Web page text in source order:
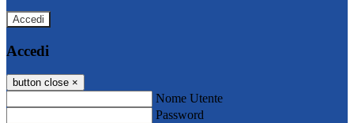
Accedi
Accedi
button close ×
Nome Utente
Password